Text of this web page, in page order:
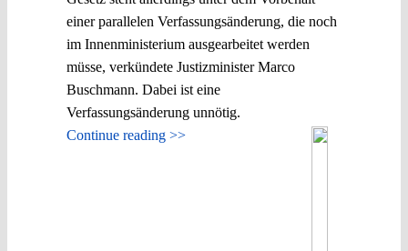
einer parallelen Verfassungsänderung, die noch
im Innenministerium ausgearbeitet werden
müsse, verkündete Justizminister Marco
Buschmann. Dabei ist eine
Verfassungsänderung unnötig.
Continue reading >>